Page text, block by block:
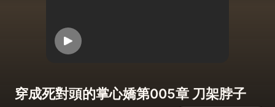
穿成死對頭的掌心嬌第005章 刀架脖子